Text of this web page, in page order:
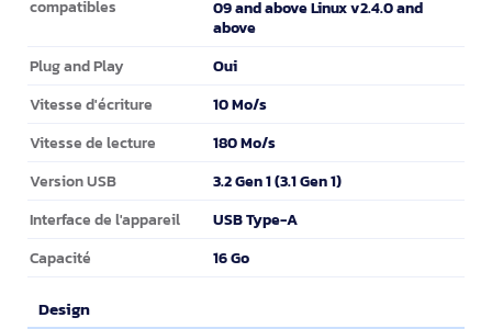
compatibles
09 and above Linux v2.4.0 and
above
Plug and Play Oui
Vitesse d'écriture 10 Mo/s
Vitesse de lecture 180 Mo/s
Version USB 3.2 Gen 1 (3.1 Gen 1)
Interface de l'appareil USB Type-A
Capacité 16 Go
Design